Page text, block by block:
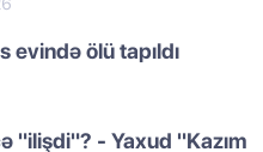
evində ölü tapıldı
"ilişdi"? - Yaxud "Kazım